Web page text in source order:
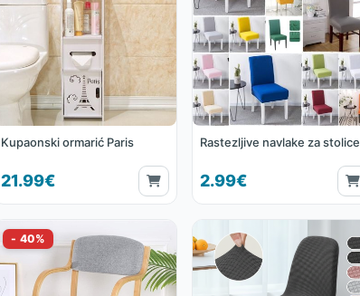
Kupaonski ormarić Paris
21.99€
Rastezljive navlake za stolice
2.99€